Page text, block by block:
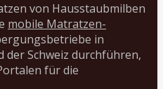
von Hausstaubmilben
mobile Matratzen-
in
der Schweiz durchführen,
für die